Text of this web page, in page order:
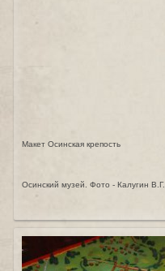
Макет Осинская крепость
Осинский музей. Фото - Калугин В.Г.